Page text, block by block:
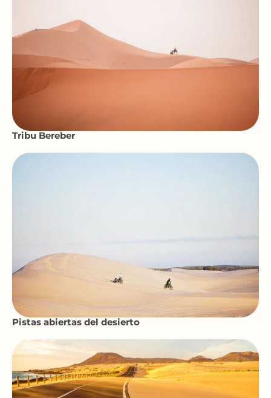
Tribu Bereber
Pistas abiertas del desierto